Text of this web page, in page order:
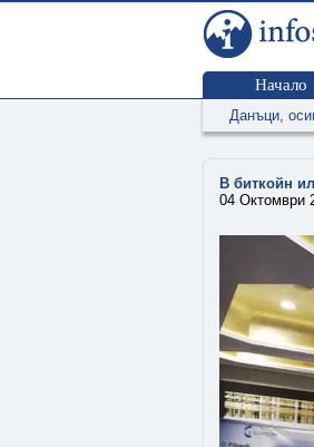
Начало
Данъци,
В биткойн
04 Октомври